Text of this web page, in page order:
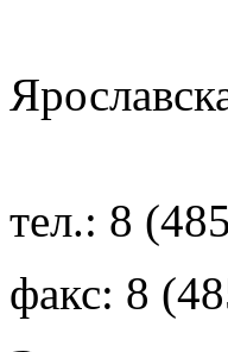
тел.: 8
факс: 8